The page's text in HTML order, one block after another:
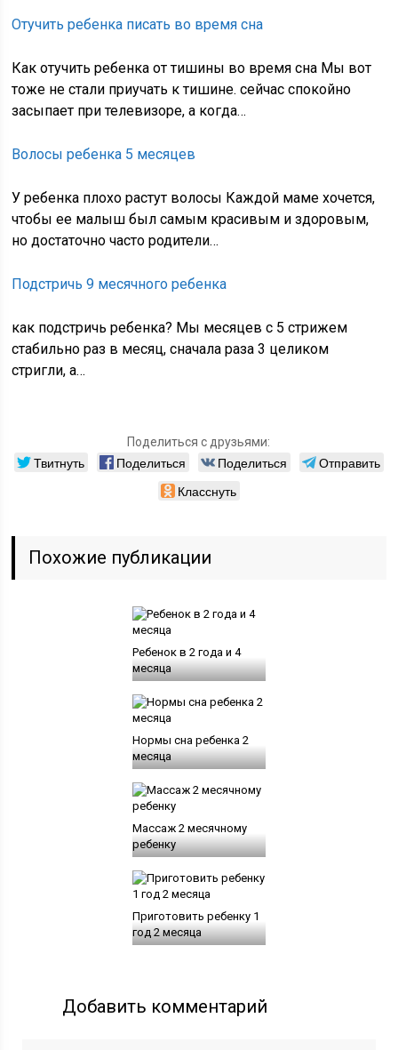
Отучить ребенка писать во время сна
Как отучить ребенка от тишины во время сна Мы вот
тоже не стали приучать к тишине. сейчас спокойно
засыпает при телевизоре, а когда…
Волосы ребенка 5 месяцев
У ребенка плохо растут волосы Каждой маме хочется,
чтобы ее малыш был самым красивым и здоровым,
но достаточно часто родители…
Подстричь 9 месячного ребенка
как подстричь ребенка? Мы месяцев с 5 стрижем
стабильно раз в месяц, сначала раза 3 целиком
стригли, а…
Поделиться с друзьями:
Твитнуть Поделиться Поделиться
Отправить
Класснуть
Похожие публикации
Ребенок в 2 года и 4
месяца
Нормы сна ребенка 2
месяца
Массаж 2 месячному
ребенку
Приготовить ребенку 1
год 2 месяца
Добавить комментарий